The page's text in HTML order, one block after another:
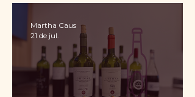
Martha Caus
21 de jul.